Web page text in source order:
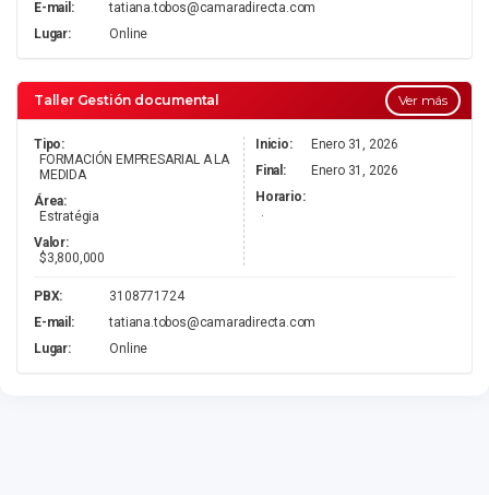
E-mail:
tatiana.tobos@camaradirecta.com
Lugar:
Online
Ver más
Taller Gestión documental
Tipo:
FORMACIÓN EMPRESARIAL A LA
MEDIDA
Área:
Estratégia
Valor:
$3,800,000
Inicio:
Enero 31, 2026
Final:
Enero 31, 2026
Horario:
.
PBX:
3108771724
E-mail:
tatiana.tobos@camaradirecta.com
Lugar:
Online